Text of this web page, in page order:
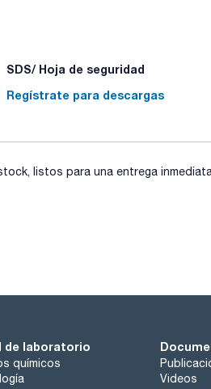
SDS/ Hoja de seguridad
Regístrate para descargas
listos para una entrega
de laboratorio
químicos
Videos